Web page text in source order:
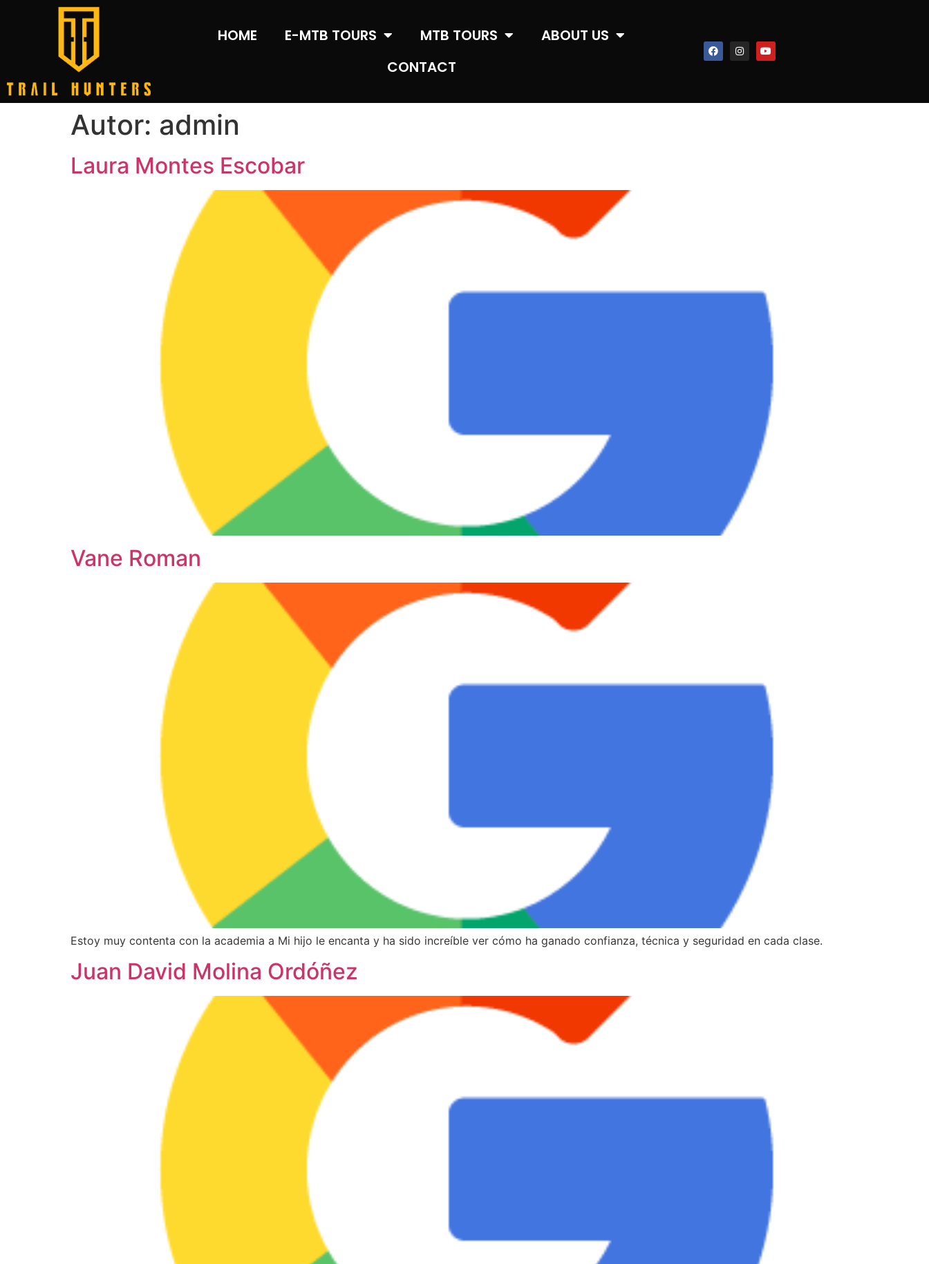
HOME E-MTB TOURS MTB TOURS
ABOUT US
CONTACT
Autor: admin
Laura Montes Escobar
Vane Roman
Estoy muy contenta con la academia a Mi hijo le encanta y ha sido increíble ver cómo ha ganado confianza, técnica y seguridad en cada clase.
Juan David Molina Ordóñez